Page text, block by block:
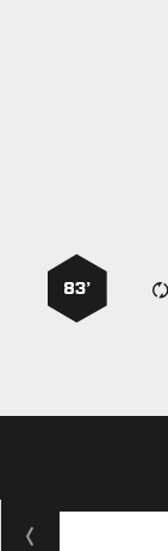
83’